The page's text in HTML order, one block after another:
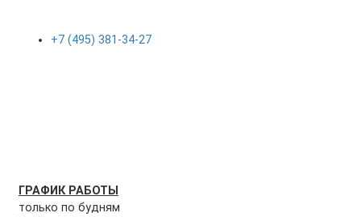
+7 (495) 381-34-27
ГРАФИК РАБОТЫ
только по будням